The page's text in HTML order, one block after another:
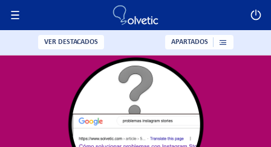
VER DESTACADOS APARTADOS